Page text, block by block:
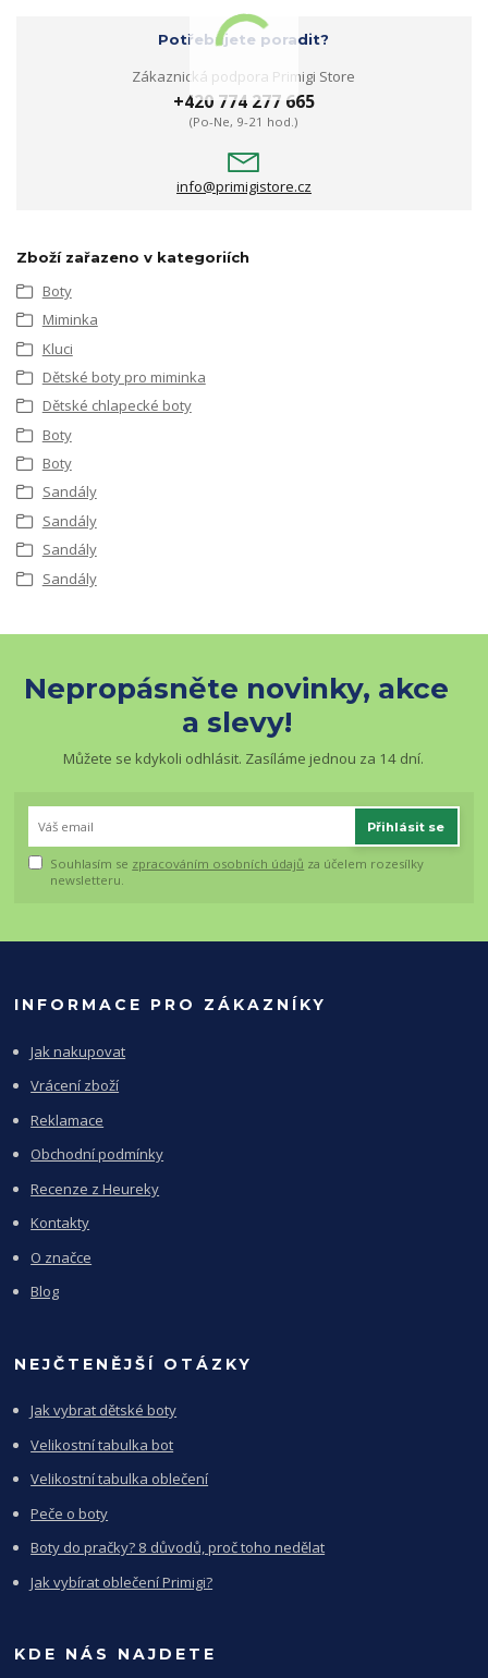
Potřebujete poradit?
Zákaznická podpora Primigi Store
+420 774 277 665
(Po-Ne, 9-21 hod.)
info@primigistore.cz
Zboží zařazeno v kategoriích
Boty
Miminka
Kluci
Dětské boty pro miminka
Dětské chlapecké boty
Boty
Boty
Sandály
Sandály
Sandály
Sandály
Nepropásněte novinky, akce
a slevy!
Můžete se kdykoli odhlásit. Zasíláme jednou za 14 dní.
Přihlásit se
Souhlasím se zpracováním osobních údajů za účelem rozesílky
newsletteru.
INFORMACE PRO ZÁKAZNÍKY
Jak nakupovat
Vrácení zboží
Reklamace
Obchodní podmínky
Recenze z Heureky
Kontakty
O značce
Blog
NEJČTENĚJŠÍ OTÁZKY
Jak vybrat dětské boty
Velikostní tabulka bot
Velikostní tabulka oblečení
Peče o boty
Boty do pračky? 8 důvodů, proč toho nedělat
Jak vybírat oblečení Primigi?
KDE NÁS NAJDETE